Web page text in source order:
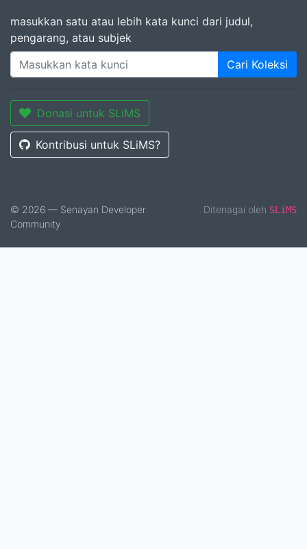
masukkan satu atau lebih kata kunci dari judul,
pengarang, atau subjek
Cari Koleksi
Donasi untuk SLiMS
Kontribusi untuk SLiMS?
© 2026 — Senayan Developer
Community
Ditenagai oleh SLiMS